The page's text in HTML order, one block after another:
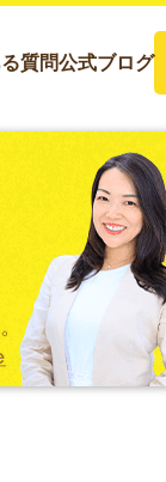
質問公式ブログ